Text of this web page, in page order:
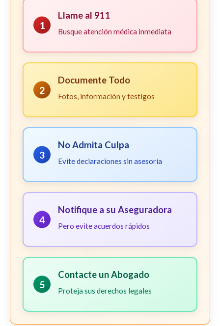
1
Llame al 911
Busque atención médica inmediata
2
Documente Todo
Fotos, información y testigos
3
No Admita Culpa
Evite declaraciones sin asesoría
4
Notifique a su Aseguradora
Pero evite acuerdos rápidos
5
Contacte un Abogado
Proteja sus derechos legales